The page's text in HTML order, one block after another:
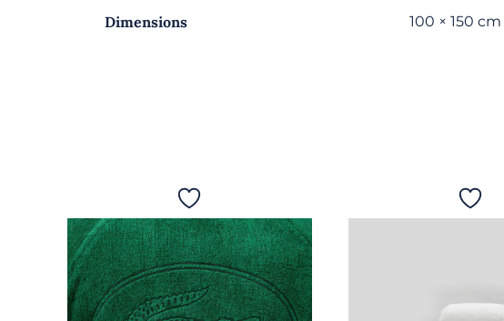
Dimensions 100 × 150 cm